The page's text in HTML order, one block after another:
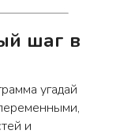
шаг в
угадай
и